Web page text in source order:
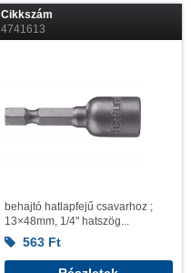
Cikkszám
4741613
behajtó hatlapfejű csavarhoz ;
13×48mm, 1/4" hatszög...
563 Ft